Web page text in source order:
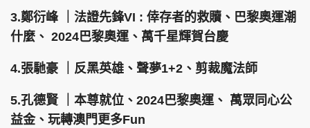
3.鄭衍峰 ｜法證先鋒VI : 倖存者的救贖、巴黎奧運潮
什麼、 2024巴黎奧運、萬千星輝賀台慶
4.張馳豪 ｜反黑英雄、聲夢1+2、剪裁魔法師
5.孔德賢 ｜本尊就位、2024巴黎奧運、 萬眾同心公
益金、玩轉澳門更多Fun